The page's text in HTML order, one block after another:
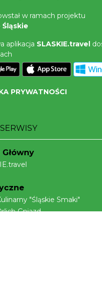
w ramach projektu
aplikacja SLASKIE.travel
PRYWATNOŚCI
"Śląskie Smaki"
Gniazd